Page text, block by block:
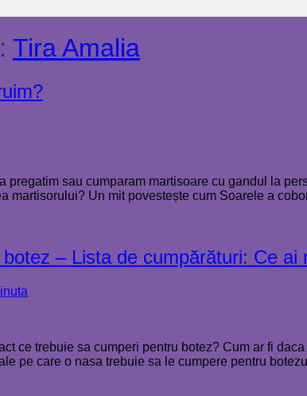
Tira Amalia
pregatim sau cumparam martisoare cu gandul la
martisorului? Un mit povestește cum Soarele a
– Lista de cumpărături: Ce ai
ce trebuie sa cumperi pentru botez? Cum ar fi
pe care o nasa trebuie sa le cumpere pentru